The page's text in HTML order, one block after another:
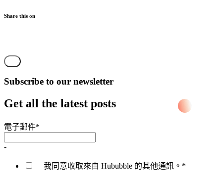
Share this on
Subscribe to our newsletter
Get all the latest posts
電子郵件*
-
我同意收取來自 Hububble 的其他通訊。 *